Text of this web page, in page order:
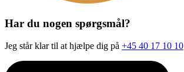
Har du nogen spørgsmål?
Jeg står klar til at hjælpe dig på +45 40 17 10 10